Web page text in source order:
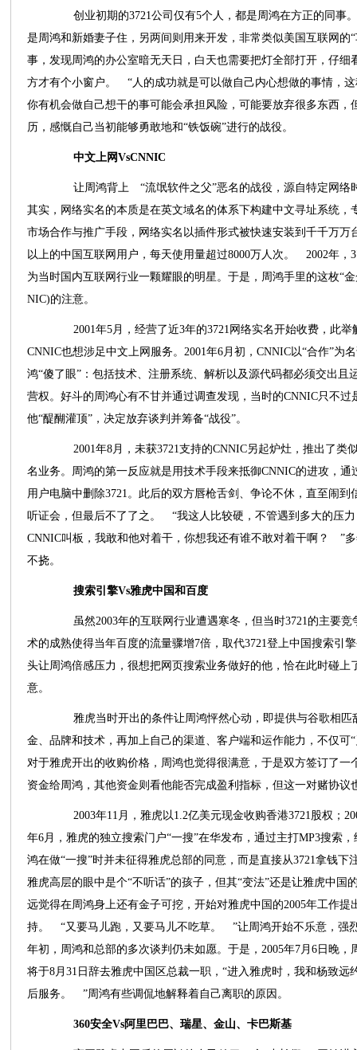
创业初期的3721公司仅有5个人，都是周鸿在方正的同事
是周鸿和新婚妻子住，另两间则用来开发，非常类似美国互联网的
事，发现周鸿的办公室暗无天日，白天也需要把灯全部打开，仔
方才有个小窗户。 “人的成功就是可以做自己内心想做的事情，
你有机会做自己想干的事可能会承担风险，可能要放弃很多东西
历，感慨自己当初能够勇敢地和“铁饭碗”进行的战役。
中文上网VsCNNIC
让周鸿背上 “流氓软件之父”恶名的战役，源自特定网络
其实，网络实名的本质是在英文域名的体系下构建中文寻址系统
市场合作与推广手段，网络实名以插件形式被快速安装到千千万万
以上的中国互联网用户，每天使用量超过8000万人次。 2002年，
为当时国内互联网行业一颗耀眼的明星。于是，周鸿手里的这枚“
NIC)的注意。
2001年5月，经营了近3年的3721网络实名开始收费，此举
CNNIC也想涉足中文上网服务。2001年6月初，CNNIC以“合作”为
鸿“傻了眼”：包括技术、注册系统、解析以及源代码都必须交出且
营权。好斗的周鸿心有不甘并通过调查发现，当时的CNNIC只不过
他“醍醐灌顶”，决定放弃谈判并筹备“战役”。
2001年8月，未获3721支持的CNNIC另起炉灶，推出了类
名业务。周鸿的第一反应就是用技术手段来抵御CNNIC的进攻，
用户电脑中删除3721。此后的双方唇枪舌剑、争论不休，直至闹
听证会，但最后不了了之。 “我这人比较硬，不管遇到多大的压
CNNIC叫板，我敢和他对着干，你想我还有谁不敢对着干啊？ ”
不挠。
搜索引擎Vs雅虎中国和百度
虽然2003年的互联网行业遭遇寒冬，但当时3721的主要竞
术的成熟使得当年百度的流量骤增7倍，取代3721登上中国搜索引
头让周鸿倍感压力，很想把网页搜索业务做好的他，恰在此时碰
意。
雅虎当时开出的条件让周鸿怦然心动，即提供与谷歌相匹
金、品牌和技术，再加上自己的渠道、客户端和运作能力，不仅可
对于雅虎开出的收购价格，周鸿也觉得很满意，于是双方签订了
资金给周鸿，其他资金则看他能否完成盈利指标，但这一对赌协议
2003年11月，雅虎以1.2亿美元现金收购香港3721股权；
年6月，雅虎的独立搜索门户“一搜”在华发布，通过主打MP3搜索
鸿在做“一搜”时并未征得雅虎总部的同意，而是直接从3721拿钱
雅虎高层的眼中是个“不听话”的孩子，但其“变法”还是让雅虎中国
远觉得在周鸿身上还有金子可挖，开始对雅虎中国的2005年工作
持。 “又要马儿跑，又要马儿不吃草。 ”让周鸿开始不乐意，强
年初，周鸿和总部的多次谈判仍未如愿。于是，2005年7月6日晚
将于8月31日辞去雅虎中国区总裁一职，“进入雅虎时，我和杨致远
后服务。 ”周鸿有些调侃地解释着自己离职的原因。
360安全Vs阿里巴巴、瑞星、金山、卡巴斯基